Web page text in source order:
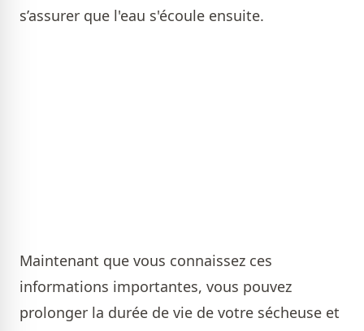
s’assurer que l'eau s'écoule ensuite.
Maintenant que vous connaissez ces
informations importantes, vous pouvez
prolonger la durée de vie de votre sécheuse et